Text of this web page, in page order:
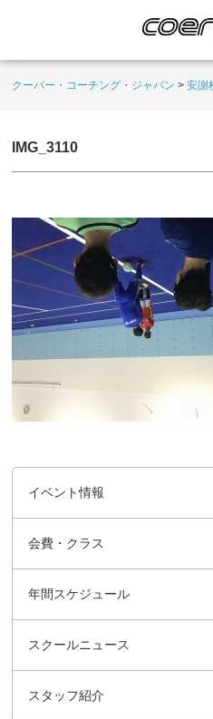
クーバー・コーチング・ジャパン >安謝
IMG_3110
イベント情報
会費・クラス
年間スケジュール
スクールニュース
スタッフ紹介